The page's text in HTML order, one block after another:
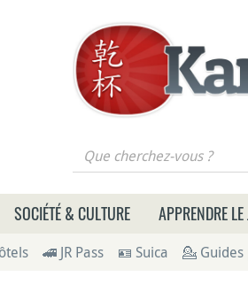
Que cherchez-vous ?
SOCIÉTÉ & CULTURE APPRENDRE
🚄 JR Pass 🪪 Suica 💁